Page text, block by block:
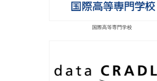
国際高等専門学校